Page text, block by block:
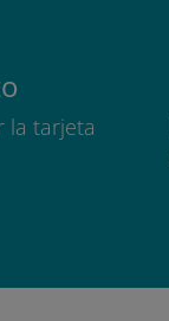
la tarjeta